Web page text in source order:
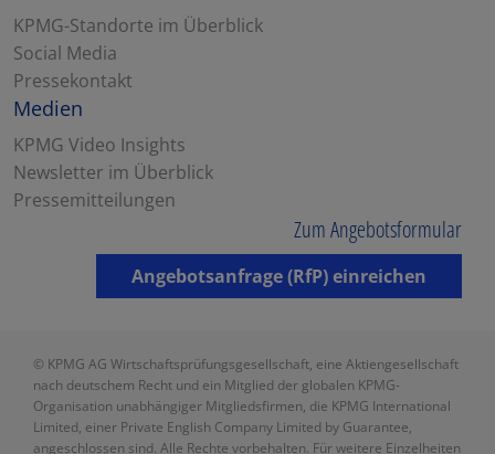
KPMG-Standorte im Überblick
Social Media
Pressekontakt
Medien
KPMG Video Insights
Newsletter im Überblick
Pressemitteilungen
Zum Angebotsformular
Angebotsanfrage (RfP) einreichen
© KPMG AG Wirtschaftsprüfungsgesellschaft, eine Aktiengesellschaft
nach deutschem Recht und ein Mitglied der globalen KPMG-
Organisation unabhängiger Mitgliedsfirmen, die KPMG International
Limited, einer Private English Company Limited by Guarantee,
angeschlossen sind. Alle Rechte vorbehalten. Für weitere Einzelheiten